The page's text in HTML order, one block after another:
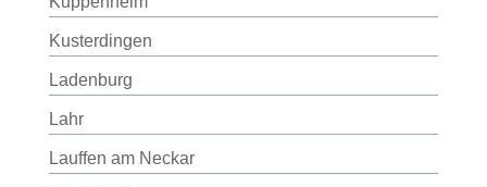
Kusterdingen
Ladenburg
Lahr
Lauffen am Neckar